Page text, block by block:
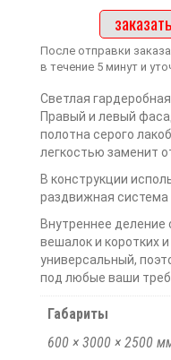
После отправки
в течение 5 минут и
Светлая
Правый и левый
полотна серого
легкостью заменит
В конструкции
раздвижная
Внутреннее
вешалок и коротких
универсальный,
под любые ваши
Габариты
600 × 3000 × 2500